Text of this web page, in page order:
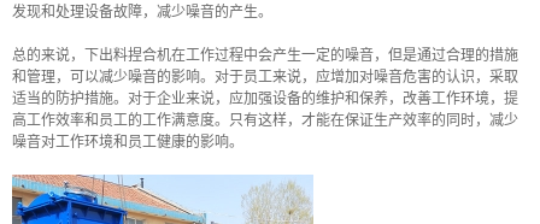
发现和处理设备故障，减少噪音的产生。
总的来说，下出料捏合机在工作过程中会产生一定的噪音，但是通过合理的措施
和管理，可以减少噪音的影响。对于员工来说，应增加对噪音危害的认识，采取
适当的防护措施。对于企业来说，应加强设备的维护和保养，改善工作环境，提
高工作效率和员工的工作满意度。只有这样，才能在保证生产效率的同时，减少
噪音对工作环境和员工健康的影响。